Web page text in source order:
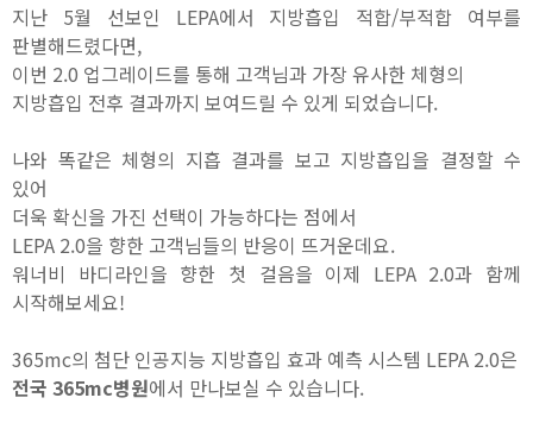
지난 5월 선보인 LEPA에서 지방흡입 적합/부적합 여부를
판별해드렸다면,
이번 2.0 업그레이드를 통해 고객님과 가장 유사한 체형의
지방흡입 전후 결과까지 보여드릴 수 있게 되었습니다.
나와 똑같은 체형의 지흡 결과를 보고 지방흡입을 결정할 수
있어
더욱 확신을 가진 선택이 가능하다는 점에서
LEPA 2.0을 향한 고객님들의 반응이 뜨거운데요.
워너비 바디라인을 향한 첫 걸음을 이제 LEPA 2.0과 함께
시작해보세요!
365mc의 첨단 인공지능 지방흡입 효과 예측 시스템 LEPA 2.0은
전국 365mc병원에서 만나보실 수 있습니다.